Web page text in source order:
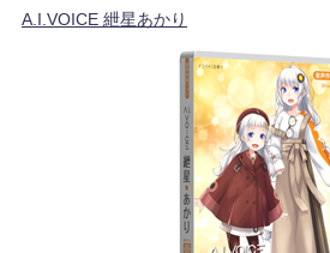
A.I.VOICE 紲星あかり